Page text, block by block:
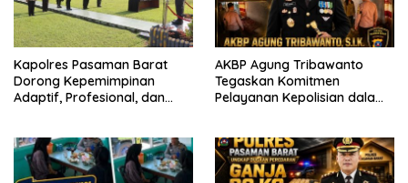
Kapolres Pasaman Barat
Dorong Kepemimpinan
Adaptif, Profesional, dan
AKBP Agung Tribawanto
Tegaskan Komitmen
Pelayanan Kepolisian dalam
Pasaman